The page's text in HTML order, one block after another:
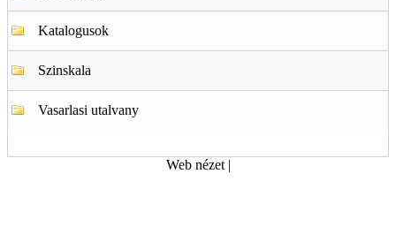
Katalogusok
Szinskala
Vasarlasi utalvany
Web nézet|